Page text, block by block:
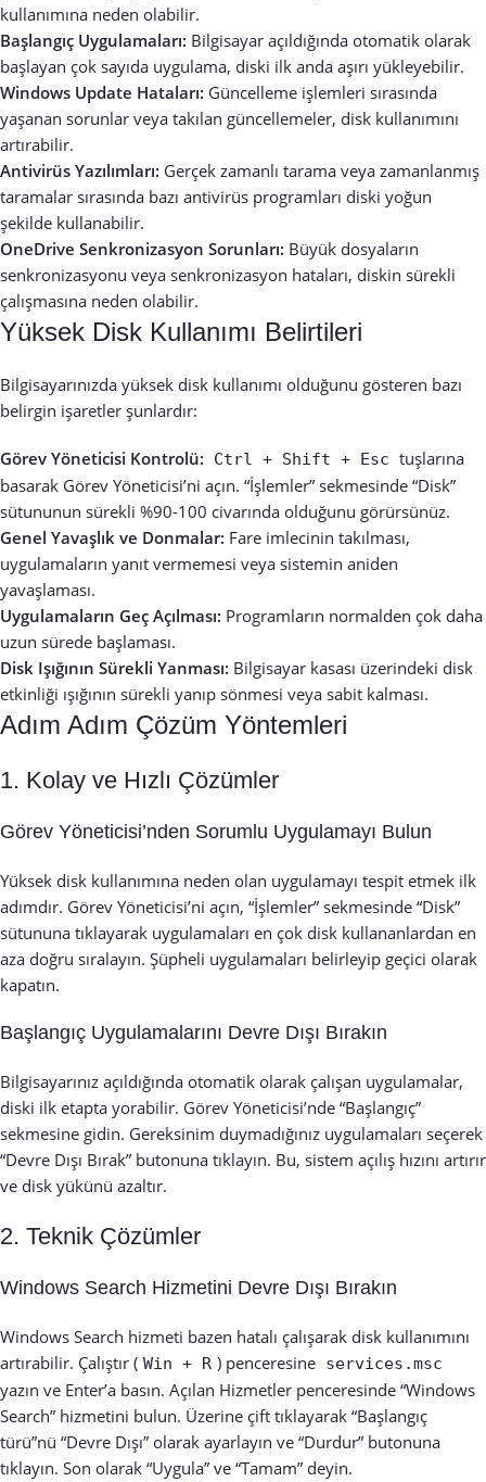
kullanımına neden olabilir.
Başlangıç Uygulamaları: Bilgisayar açıldığında otomatik olarak
başlayan çok sayıda uygulama, diski ilk anda aşırı yükleyebilir.
Windows Update Hataları: Güncelleme işlemleri sırasında
yaşanan sorunlar veya takılan güncellemeler, disk kullanımını
artırabilir.
Antivirüs Yazılımları: Gerçek zamanlı tarama veya zamanlanmış
taramalar sırasında bazı antivirüs programları diski yoğun
şekilde kullanabilir.
OneDrive Senkronizasyon Sorunları: Büyük dosyaların
senkronizasyonu veya senkronizasyon hataları, diskin sürekli
çalışmasına neden olabilir.
Yüksek Disk Kullanımı Belirtileri
Bilgisayarınızda yüksek disk kullanımı olduğunu gösteren bazı
belirgin işaretler şunlardır:
Görev Yöneticisi Kontrolü: Ctrl + Shift + Esc tuşlarına
basarak Görev Yöneticisi’ni açın. “İşlemler” sekmesinde “Disk”
sütununun sürekli %90-100 civarında olduğunu görürsünüz.
Genel Yavaşlık ve Donmalar: Fare imlecinin takılması,
uygulamaların yanıt vermemesi veya sistemin aniden
yavaşlaması.
Uygulamaların Geç Açılması: Programların normalden çok daha
uzun sürede başlaması.
Disk Işığının Sürekli Yanması: Bilgisayar kasası üzerindeki disk
etkinliği ışığının sürekli yanıp sönmesi veya sabit kalması.
Adım Adım Çözüm Yöntemleri
1. Kolay ve Hızlı Çözümler
Görev Yöneticisi’nden Sorumlu Uygulamayı Bulun
Yüksek disk kullanımına neden olan uygulamayı tespit etmek ilk
adımdır. Görev Yöneticisi’ni açın, “İşlemler” sekmesinde “Disk”
sütununa tıklayarak uygulamaları en çok disk kullananlardan en
aza doğru sıralayın. Şüpheli uygulamaları belirleyip geçici olarak
kapatın.
Başlangıç Uygulamalarını Devre Dışı Bırakın
Bilgisayarınız açıldığında otomatik olarak çalışan uygulamalar,
diski ilk etapta yorabilir. Görev Yöneticisi’nde “Başlangıç”
sekmesine gidin. Gereksinim duymadığınız uygulamaları seçerek
“Devre Dışı Bırak” butonuna tıklayın. Bu, sistem açılış hızını artırır
ve disk yükünü azaltır.
2. Teknik Çözümler
Windows Search Hizmetini Devre Dışı Bırakın
Windows Search hizmeti bazen hatalı çalışarak disk kullanımını
artırabilir. Çalıştır ( Win + R ) penceresine services.msc
yazın ve Enter’a basın. Açılan Hizmetler penceresinde “Windows
Search” hizmetini bulun. Üzerine çift tıklayarak “Başlangıç
türü”nü “Devre Dışı” olarak ayarlayın ve “Durdur” butonuna
tıklayın. Son olarak “Uygula” ve “Tamam” deyin.